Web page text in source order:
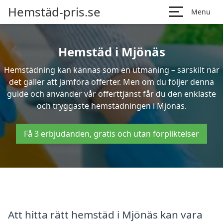
Hemstäd-pris.se Menu
Hemstäd i Mjönäs
Hemstädning kan kännas som en utmaning – särskilt när
det gäller att jämföra offerter. Men om du följer denna
guide och använder vår offerttjänst får du den enklaste
och tryggaste hemstädningen i Mjönäs.
Få 3 erbjudanden, gratis och utan förpliktelser
Att hitta rätt hemstäd i Mjönäs kan vara